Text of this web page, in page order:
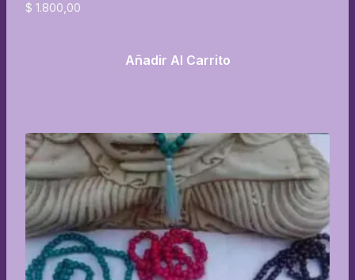
$ 1.800,00
Añadir Al Carrito